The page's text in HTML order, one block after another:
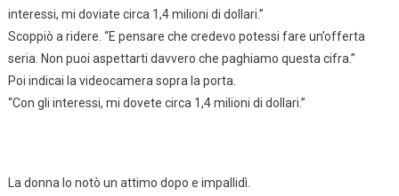
interessi, mi doviate circa 1,4 milioni di dollari.”
Scoppiò a ridere. “E pensare che credevo potessi fare un’offerta
seria. Non puoi aspettarti davvero che paghiamo questa cifra.”
Poi indicai la videocamera sopra la porta.
“Con gli interessi, mi dovete circa 1,4 milioni di dollari.”
La donna lo notò un attimo dopo e impallidì.